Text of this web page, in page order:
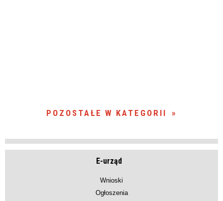
POZOSTAŁE W KATEGORII
E-urząd
Wnioski
Ogłoszenia